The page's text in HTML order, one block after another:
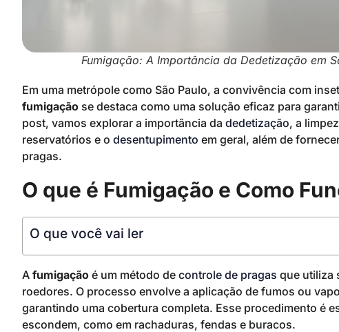
Fumigação: A Importância da Dedetização em
Em uma metrópole como São Paulo, a convivência com
fumigação se destaca como uma solução eficaz para
post, vamos explorar a importância da dedetização, a
reservatórios e o desentupimento em geral, além de
pragas.
O que é Fumigação e Como
O que você vai ler
A fumigação é um método de controle de pragas que utiliza
roedores. O processo envolve a aplicação de fumos ou
garantindo uma cobertura completa. Esse procedimento é
escondem, como em rachaduras, fendas e buracos.